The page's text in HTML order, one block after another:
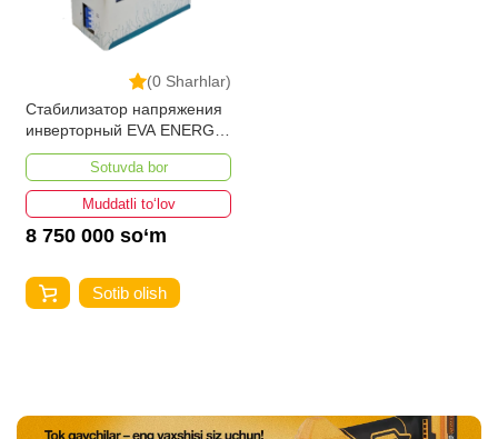
(0 Sharhlar)
Стабилизатор напряжения
инверторный EVA ENERGY
ТИ-20000
Sotuvda bor
Muddatli to‘lov
8 750 000 so‘m
Sotib olish